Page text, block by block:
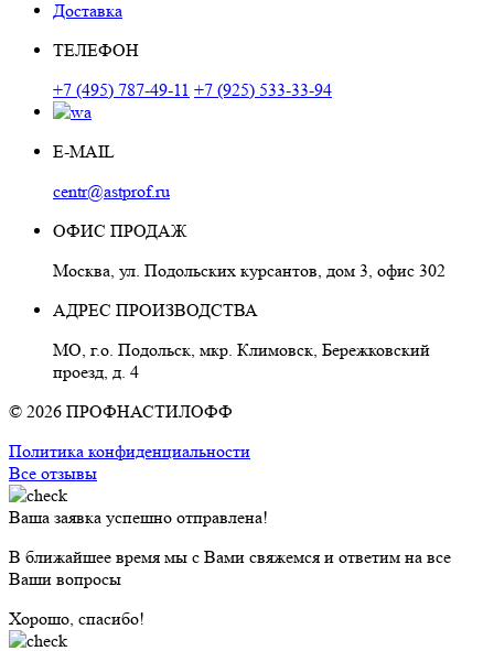
Доставка
ТЕЛЕФОН
+7 (495) 787-49-11 +7 (925) 533-33-94
E-MAIL
centr@astprof.ru
ОФИС ПРОДАЖ
Москва, ул. Подольских курсантов, дом 3, офис 302
АДРЕС ПРОИЗВОДСТВА
МО, г.о. Подольск, мкр. Климовск, Бережковский
проезд, д. 4
© 2026 ПРОФНАСТИЛОФФ
Политика конфиденциальности
Все отзывы
Ваша заявка успешно отправлена!
В ближайшее время мы с Вами свяжемся и ответим на все
Ваши вопросы
Хорошо, спасибо!